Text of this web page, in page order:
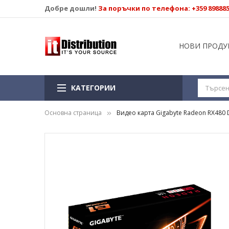
Добре дошли! За поръчки по телефона: +359
НОВИ
КАТЕГОРИИ
Основна страница Видео карта Gigabyte Radeon RX480